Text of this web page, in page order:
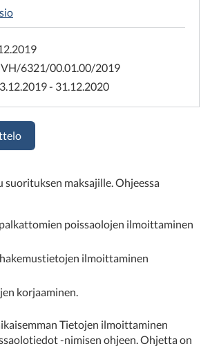
VH/6321/00.01.00/2019
- 31.12.2020
maksajille. Ohjeessa
poissaolojen ilmoittaminen
ilmoittaminen
korjaaminen.
Tietojen ilmoittaminen
-nimisen ohjeen. Ohjetta on